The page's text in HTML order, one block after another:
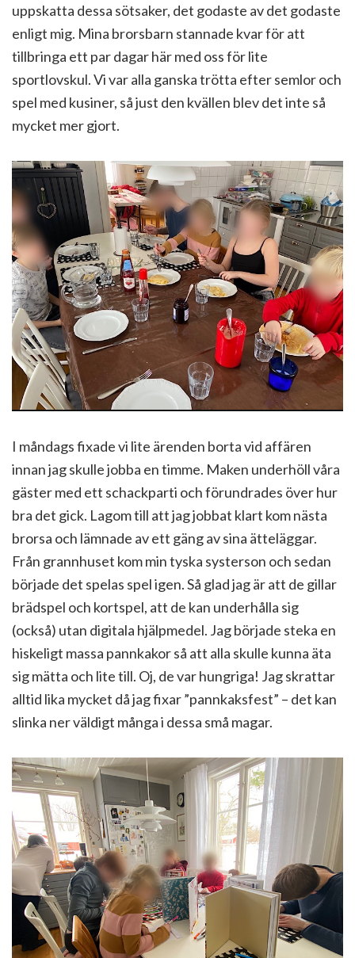
uppskatta dessa sötsaker, det godaste av det godaste
enligt mig. Mina brorsbarn stannade kvar för att
tillbringa ett par dagar här med oss för lite
sportlovskul. Vi var alla ganska trötta efter semlor och
spel med kusiner, så just den kvällen blev det inte så
mycket mer gjort.
I måndags fixade vi lite ärenden borta vid affären
innan jag skulle jobba en timme. Maken underhöll våra
gäster med ett schackparti och förundrades över hur
bra det gick. Lagom till att jag jobbat klart kom nästa
brorsa och lämnade av ett gäng av sina ätteläggar.
Från grannhuset kom min tyska systerson och sedan
började det spelas spel igen. Så glad jag är att de gillar
brädspel och kortspel, att de kan underhålla sig
(också) utan digitala hjälpmedel. Jag började steka en
hiskeligt massa pannkakor så att alla skulle kunna äta
sig mätta och lite till. Oj, de var hungriga! Jag skrattar
alltid lika mycket då jag fixar ”pannkaksfest” – det kan
slinka ner väldigt många i dessa små magar.